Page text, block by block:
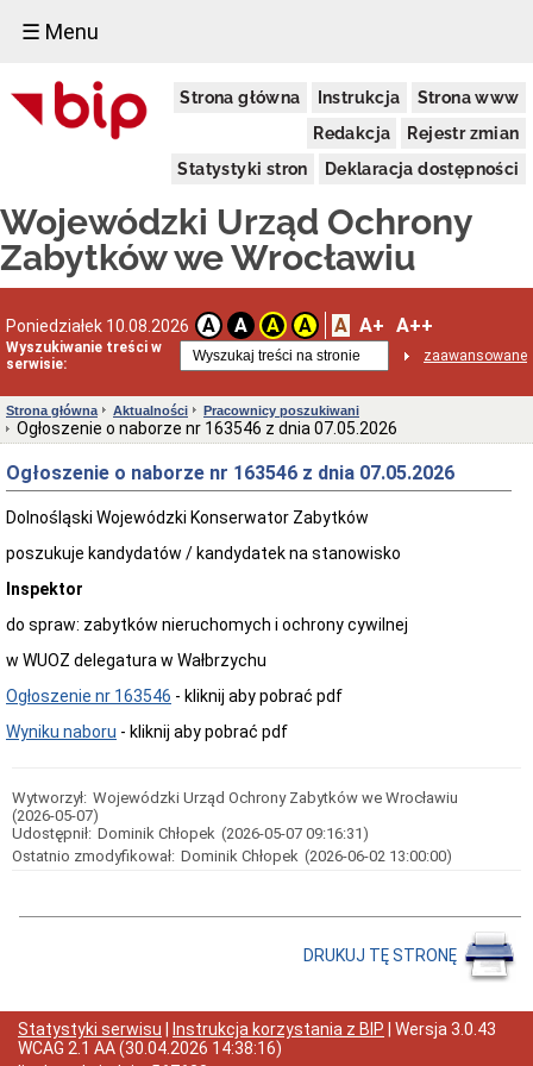
☰ Menu
Strona główna Instrukcja
Strona www
Redakcja
Rejestr zmian
Statystyki stron
Deklaracja dostępności
Wojewódzki Urząd Ochrony
Zabytków we Wrocławiu
Poniedziałek 10.08.2026 A A A A A A+ A++
Wyszukiwanie treści w
serwisie:
zaawansowane
Dostępność
Deklaracja
dostępności
realizowanym
projekcie
dofinansowanym
Europejskich
Delegatury
adresowe
Podstawy
prawne
działalności
Osoby
i
kompetencje
Przedmiot
i
kompetencje
finansowa
Statystyki
Rada
Poradnik
klienta
Jak
Przyjmowanie
Szukam
legalnie
Obwieszczenia,
Strona główna Aktualności Pracownicy poszukiwani
Ogłoszenie o naborze nr 163546 z dnia 07.05.2026
Ogłoszenie o naborze nr 163546 z dnia 07.05.2026
Dolnośląski Wojewódzki Konserwator Zabytków
poszukuje kandydatów / kandydatek na stanowisko
Inspektor
do spraw: zabytków nieruchomych i ochrony cywilnej
w WUOZ delegatura w Wałbrzychu
Ogłoszenie nr 163546 - kliknij aby pobrać pdf
Wyniku naboru - kliknij aby pobrać pdf
Wytworzył: Wojewódzki Urząd Ochrony Zabytków we Wrocławiu
(2026-05-07)
Udostępnił: Dominik Chłopek (2026-05-07 09:16:31)
Ostatnio zmodyfikował: Dominik Chłopek (2026-06-02 13:00:00)
DRUKUJ TĘ STRONĘ
Statystyki serwisu Instrukcja korzystania z BIP | Wersja 3.0.43
WCAG 2.1 AA(30.04.2026 14:38:16)